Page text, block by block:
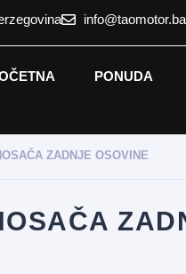
info@taomotor.ba
PONUDA
ZADNJE OSOVINE